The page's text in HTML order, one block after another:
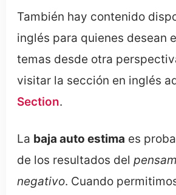
También hay contenido
inglés para quienes desean
temas desde otra
visitar la sección en inglés
Section.
La baja auto estima es
de los resultados del
negativo. Cuando